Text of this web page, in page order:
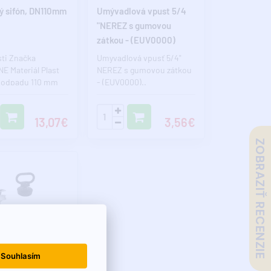
ZOBRAZIŤ RECENZIE
sifón, DN110mm
Značka
Materiál Plast
110 mm
13,07€
Umývadlová vpust 5/4
"NEREZ s gumovou
zátkou - (EUV0000)
Umyvadlová vpusť 5/4"
NEREZ s gumovou zátkou
- (EUV0000)..
3,56€
- expedujeme do
Souhlasím